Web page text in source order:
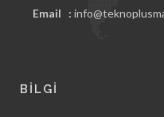
Email :
BİLGİ